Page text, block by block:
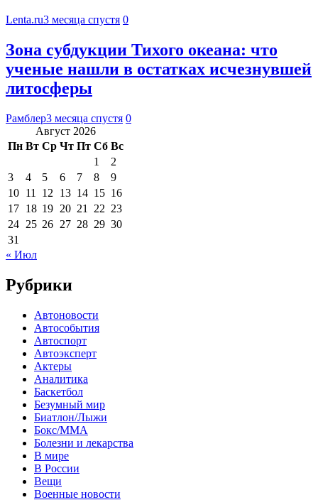
Lenta.ru3 месяца спустя 0
Зона субдукции Тихого океана: что
ученые нашли в остатках исчезнувшей
литосферы
Рамблер3 месяца спустя 0
Август 2026
Пн Вт Ср Чт Пт Сб Вс
1
2
3
4 5 6 7 8
9
10 11 12 13 14 15 16
17 18 19 20 21 22 23
24 25 26 27 28 29 30
31
« Июл
Рубрики
Автоновости
Автособытия
Автоспорт
Автоэксперт
Актеры
Аналитика
Баскетбол
Безумный мир
Биатлон/Лыжи
Бокс/MMA
Болезни и лекарства
В мире
В России
Вещи
Военные новости